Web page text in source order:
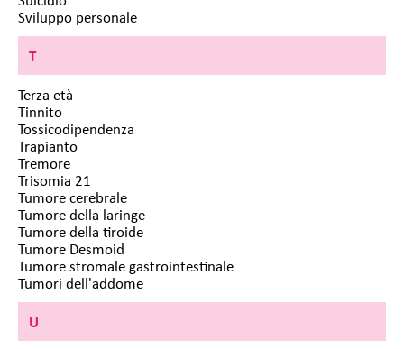
Sviluppo personale
T
Terza età
Tinnito
Tossicodipendenza
Trapianto
Tremore
Trisomia 21
Tumore cerebrale
Tumore della laringe
Tumore della tiroide
Tumore Desmoid
Tumore stromale gastrointestinale
Tumori dell'addome
U